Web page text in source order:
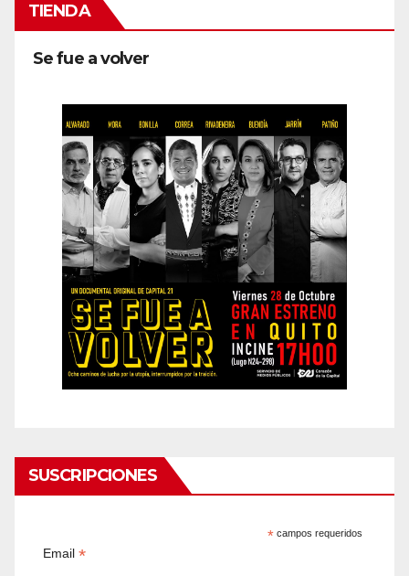
TIENDA
Se fue a volver
SUSCRIPCIONES
* campos requeridos
Email*